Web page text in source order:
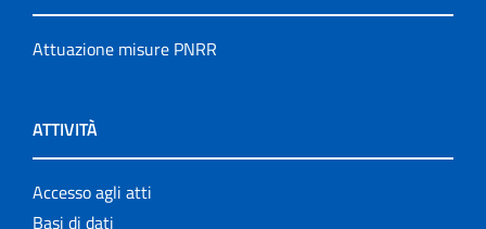
Attuazione misure PNRR
ATTIVITÀ
Accesso agli atti
Basi di dati